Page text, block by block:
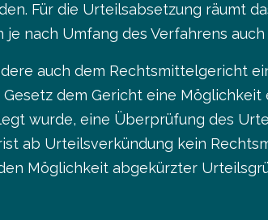
Für die Urteilsabsetzung räumt
nach Umfang des Verfahrens
auch dem Rechtsmittelgericht
dem Gericht eine
wurde, eine Überprüfung des
ab Urteilsverkündung kein
Möglichkeit abgekürzter